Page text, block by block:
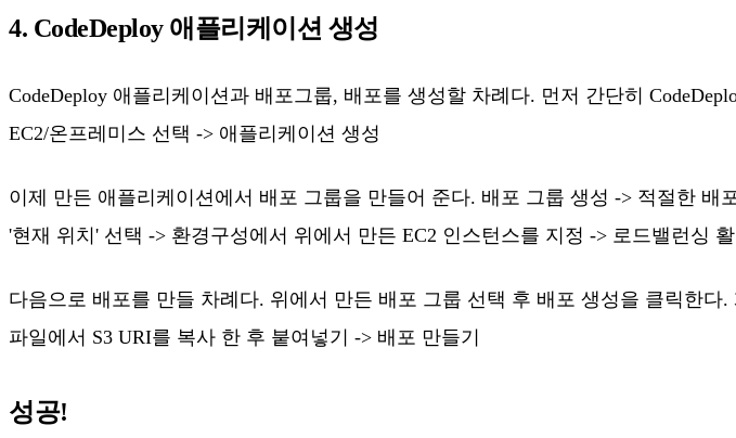
4. CodeDeploy 애플리케이션 생성
CodeDeploy 애플리케이션과 배포그룹, 배포를 생성할 차례다. 먼저 간단히
EC2/온프레미스 선택 -> 애플리케이션 생성
이제 만든 애플리케이션에서 배포 그룹을 만들어 준다. 배포 그룹 생성 -> 적절한 배
'현재 위치' 선택 -> 환경구성에서 위에서 만든 EC2 인스턴스를 지정 -> 로드밸런싱
다음으로 배포를 만들 차례다. 위에서 만든 배포 그룹 선택 후 배포 생성을 클릭한
파일에서 S3 URI를 복사 한 후 붙여넣기 -> 배포 만들기
성공!